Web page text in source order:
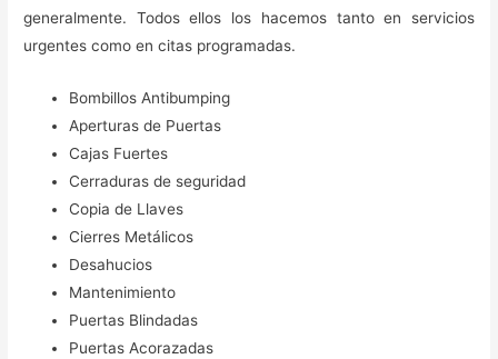
generalmente. Todos ellos los hacemos tanto en servicios
urgentes como en citas programadas.
Bombillos Antibumping
Aperturas de Puertas
Cajas Fuertes
Cerraduras de seguridad
Copia de Llaves
Cierres Metálicos
Desahucios
Mantenimiento
Puertas Blindadas
Puertas Acorazadas